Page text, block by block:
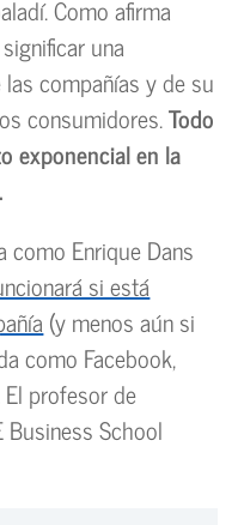
Como afirma
una
compañías y de su
consumidores.Todo
exponencial en la
como Enrique Dans
si está
(y menos aún si
como Facebook,
profesor de
Business School